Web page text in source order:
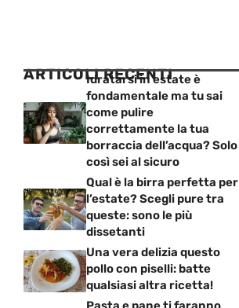
ARTICOLI RECENTI
Idratarsi in estate è
fondamentale ma tu sai
come pulire
correttamente la tua
borraccia dell’acqua? Solo
così sei al sicuro
Qual è la birra perfetta per
l’estate? Scegli pure tra
queste: sono le più
dissetanti
Una vera delizia questo
pollo con piselli: batte
qualsiasi altra ricetta!